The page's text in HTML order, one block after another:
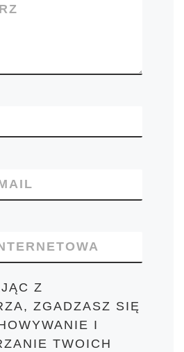
Z
ZGADZASZ SIĘ
I
TWOICH